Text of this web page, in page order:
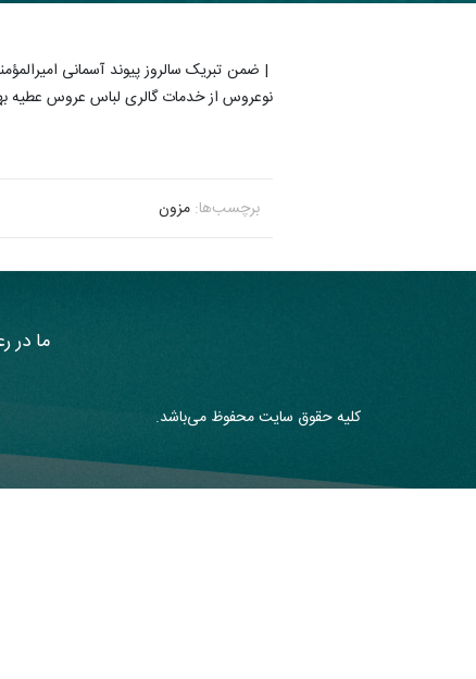
نوعروس از خدمات گالری لباس عروس عطیه
برچسب‌ها: مزون
ما در
کلیه حقوق سایت محفوظ می‌باشد.